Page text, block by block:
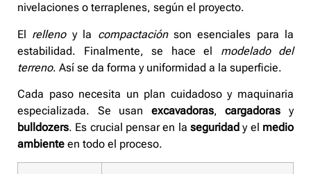
nivelaciones o terraplenes, según el proyecto.
El rellenoy la compactaciónson esenciales para la
estabilidad. Finalmente, se hace el modelado del
terreno. Así se da forma y uniformidad a la superficie.
Cada paso necesita un plan cuidadoso y maquinaria
especializada. Se usan excavadoras,cargadoras y
bulldozers. Es crucial pensar en la seguridad y el medio
ambiente en todo el proceso.